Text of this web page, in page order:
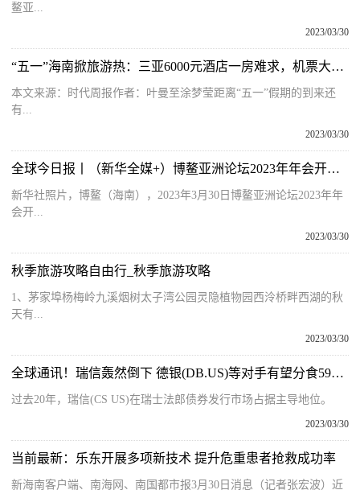
鳌亚...
2023/03/30
“五一”海南掀旅游热：三亚6000元酒店一房难求，机票大涨游客直呼比国外还贵
本文来源：时代周报作者：叶曼至涂梦莹距离“五一”假期的到来还
有...
2023/03/30
全球今日报丨（新华全媒+）博鳌亚洲论坛2023年年会开幕式举行
新华社照片，博鳌（海南），2023年3月30日博鳌亚洲论坛2023年年
会开...
2023/03/30
秋季旅游攻略自由行_秋季旅游攻略
1、茅家埠杨梅岭九溪烟树太子湾公园灵隐植物园西泠桥畔西湖的秋
天有...
2023/03/30
全球通讯！瑞信轰然倒下 德银(DB.US)等对手有望分食590亿美元瑞士债券发行市场
过去20年，瑞信(CS US)在瑞士法郎债券发行市场占据主导地位。
2023/03/30
当前最新：乐东开展多项新技术 提升危重患者抢救成功率
新海南客户端、南海网、南国都市报3月30日消息（记者张宏波）近